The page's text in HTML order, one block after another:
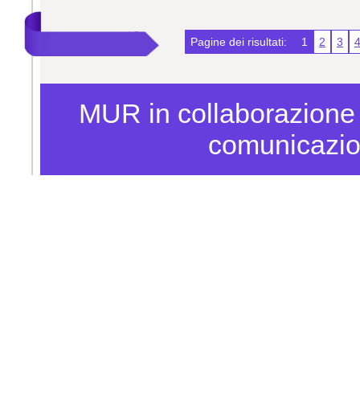
Pagine dei risultati: 1 2 3 4
MUR in